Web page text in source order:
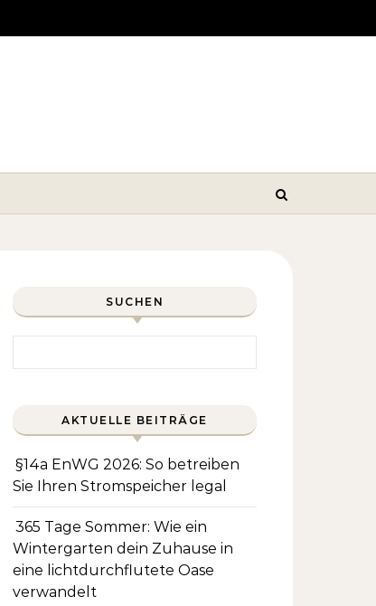
SUCHEN
AKTUELLE BEITRÄGE
§14a EnWG 2026: So betreiben
Sie Ihren Stromspeicher legal
365 Tage Sommer: Wie ein
Wintergarten dein Zuhause in
eine lichtdurchflutete Oase
verwandelt